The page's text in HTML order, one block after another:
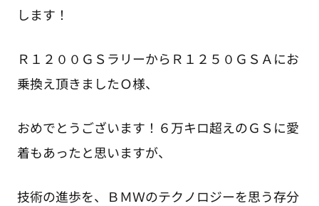
します！
Ｒ１２００ＧＳラリーからＲ１２５０ＧＳＡにお
乗換え頂きましたＯ様、
おめでとうございます！６万キロ超えのＧＳに愛
着もあったと思いますが、
技術の進歩を、ＢＭＷのテクノロジーを思う存分